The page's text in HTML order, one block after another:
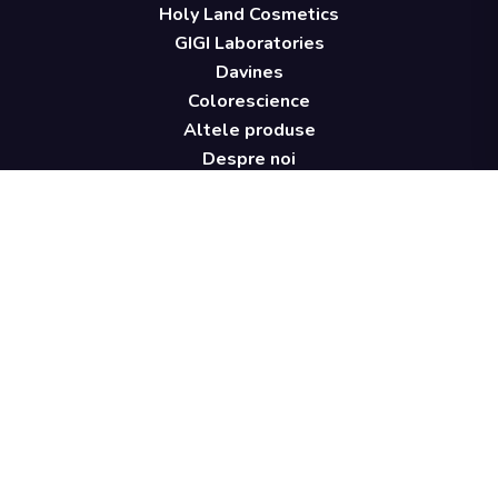
Holy Land Cosmetics
GIGI Laboratories
Davines
Colorescience
Altele produse
Despre noi